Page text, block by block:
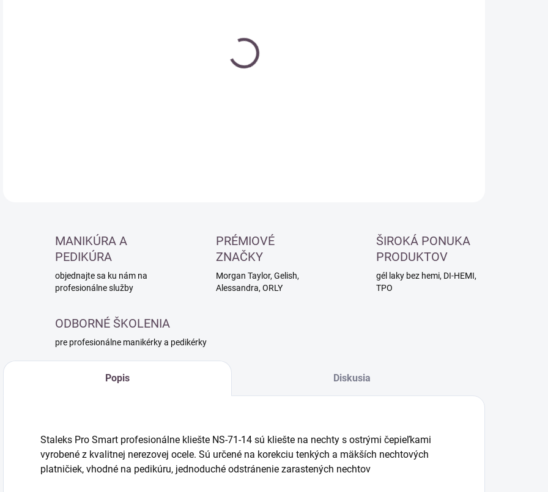
MANIKÚRA A
PEDIKÚRA
objednajte sa ku nám na
profesionálne služby
PRÉMIOVÉ
ZNAČKY
Morgan Taylor, Gelish,
Alessandra, ORLY
ŠIROKÁ PONUKA
PRODUKTOV
gél laky bez hemi, DI-HEMI,
TPO
ODBORNÉ ŠKOLENIA
pre profesionálne manikérky a pedikérky
Popis Diskusia
Staleks Pro Smart profesionálne kliešte NS-71-14 sú kliešte na nechty s ostrými čepieľkami
vyrobené z kvalitnej nerezovej ocele. Sú určené na korekciu tenkých a mäkších nechtových
platničiek, vhodné na pedikúru, jednoduché odstránenie zarastených nechtov